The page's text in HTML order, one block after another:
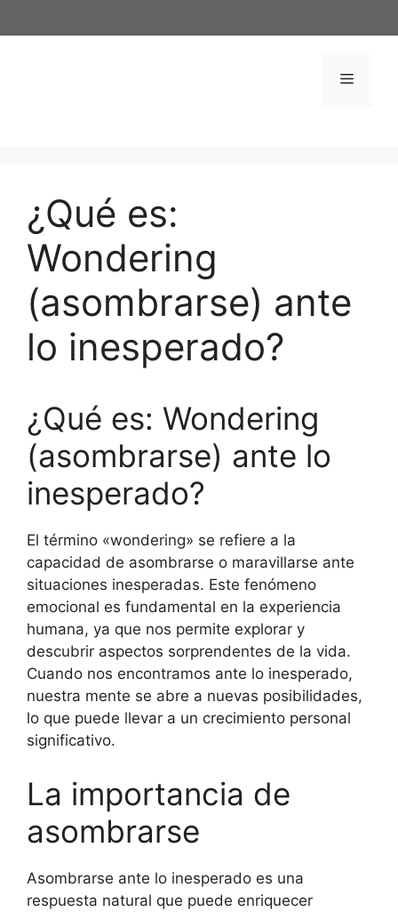
al
Menú
¿Qué es:
Wondering
(asombrarse) ante
lo inesperado?
¿Qué es: Wondering
(asombrarse) ante lo
inesperado?
El término «wondering» se refiere a la
capacidad de asombrarse o maravillarse ante
situaciones inesperadas. Este fenómeno
emocional es fundamental en la experiencia
humana, ya que nos permite explorar y
descubrir aspectos sorprendentes de la vida.
Cuando nos encontramos ante lo inesperado,
nuestra mente se abre a nuevas posibilidades,
lo que puede llevar a un crecimiento personal
significativo.
La importancia de
asombrarse
Asombrarse ante lo inesperado es una
respuesta natural que puede enriquecer